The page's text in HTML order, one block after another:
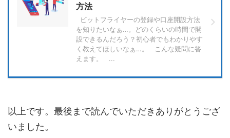
方法
ビットフライヤーの登録や口座開設方法
を知りたいなぁ…。どのくらいの時間で開
設できるんだろう？初心者でもわかりやす
く教えてほしいなぁ…。 こんな疑問に答
えます。 ...
以上です。最後まで読んでいただきありがとうござ
いました。